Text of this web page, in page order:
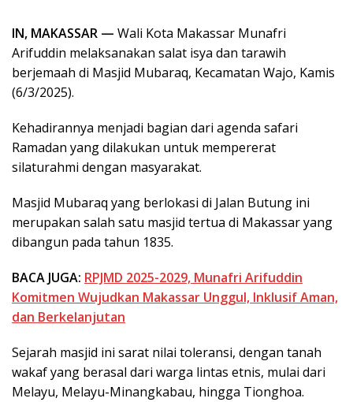
IN, MAKASSAR — Wali Kota Makassar Munafri
Arifuddin melaksanakan salat isya dan tarawih
berjemaah di Masjid Mubaraq, Kecamatan Wajo, Kamis
(6/3/2025).
Kehadirannya menjadi bagian dari agenda safari
Ramadan yang dilakukan untuk mempererat
silaturahmi dengan masyarakat.
Masjid Mubaraq yang berlokasi di Jalan Butung ini
merupakan salah satu masjid tertua di Makassar yang
dibangun pada tahun 1835.
BACA JUGA: RPJMD 2025-2029, Munafri Arifuddin
Komitmen Wujudkan Makassar Unggul, Inklusif Aman,
dan Berkelanjutan
Sejarah masjid ini sarat nilai toleransi, dengan tanah
wakaf yang berasal dari warga lintas etnis, mulai dari
Melayu, Melayu-Minangkabau, hingga Tionghoa.